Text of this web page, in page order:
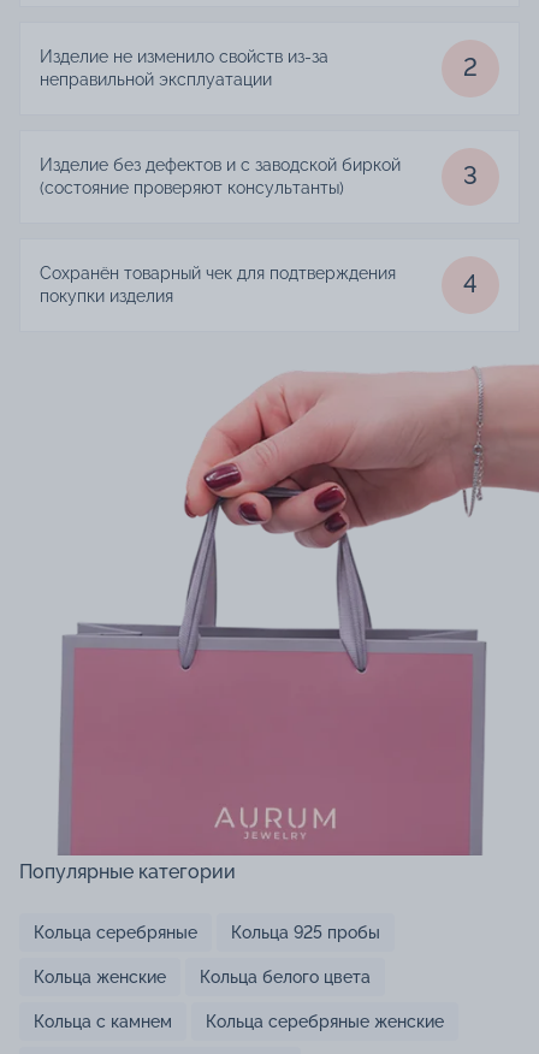
Изделие не изменило свойств из-за
неправильной эксплуатации
2
Изделие без дефектов и с заводской биркой
(состояние проверяют консультанты)
3
Сохранён товарный чек для подтверждения
покупки изделия
4
Популярные категории
Кольца серебряные Кольца 925 пробы
Кольца женские Кольца белого цвета
Кольца с камнем Кольца серебряные женские